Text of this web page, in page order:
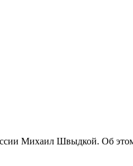
Михаил Швыдкой. Об этом